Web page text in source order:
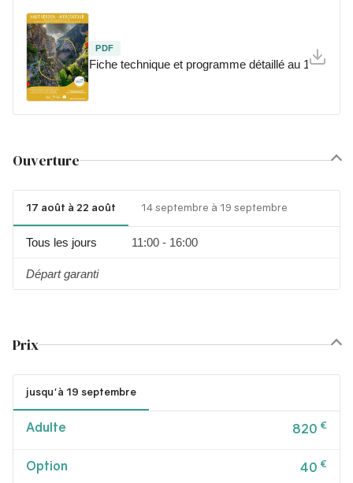
PDF
Fiche technique et programme détaillé au 1/12/2025
Ouverture
17 août à 22 août 14 septembre à 19 septembre
Tous les jours 11:00 - 16:00
Départ garanti
Prix
jusqu'à 19 septembre
Adulte 820 €
Option 40 €